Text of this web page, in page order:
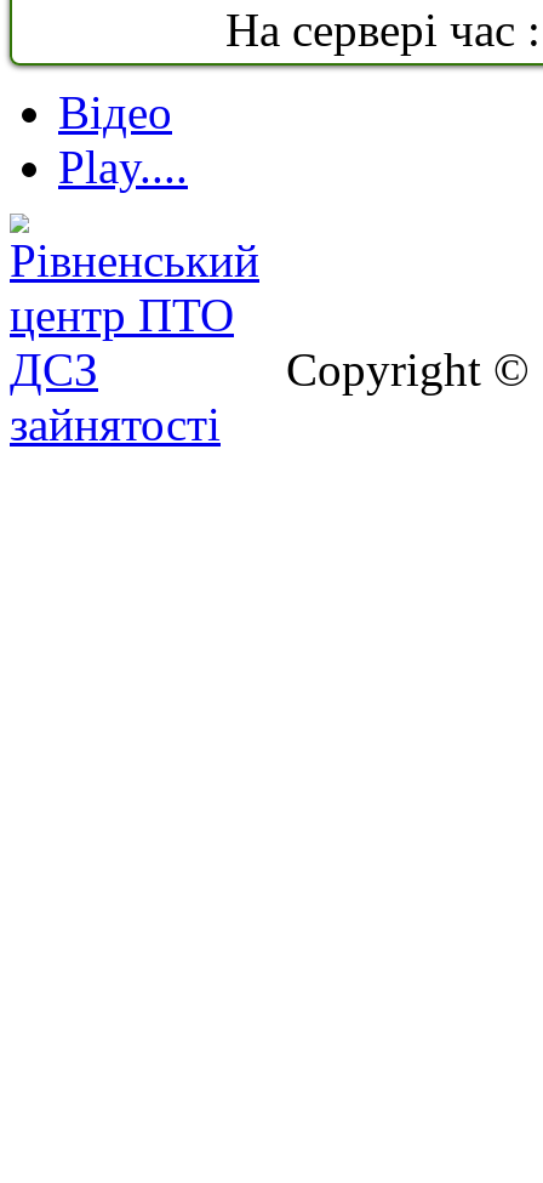
На сервері
Відео
Play....
Copyright
зайнятості